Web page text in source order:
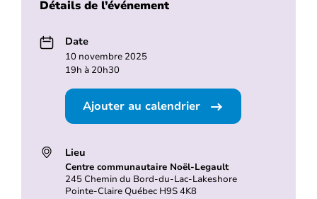
Détails de l’événement
Date
10 novembre 2025
19h à 20h30
Ajouter au calendrier
Lieu
Centre communautaire Noël-Legault
245 Chemin du Bord-du-Lac-Lakeshore
Pointe-Claire Québec H9S 4K8